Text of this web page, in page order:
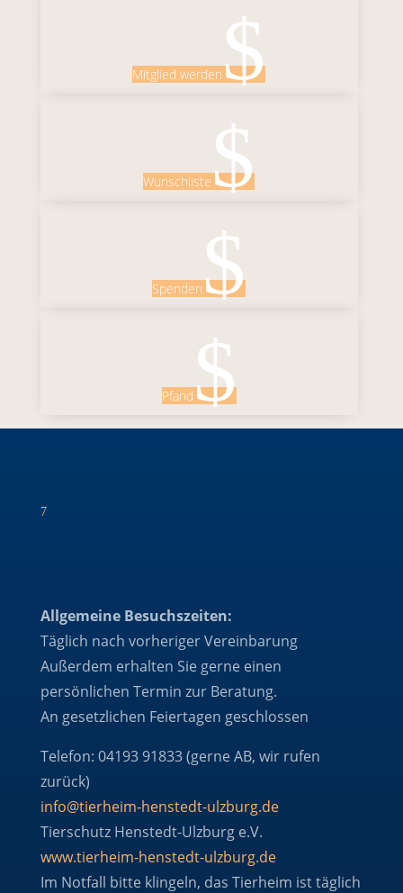
Mitglied werden$
Wunschliste$
Spenden$
Pfand$
7
Allgemeine Besuchszeiten:
Täglich nach vorheriger Vereinbarung
Außerdem erhalten Sie gerne einen
persönlichen Termin zur Beratung.
An gesetzlichen Feiertagen geschlossen
Telefon: 04193 91833 (gerne AB, wir rufen
zurück)
info@tierheim-henstedt-ulzburg.de
Tierschutz Henstedt-Ulzburg e.V.
www.tierheim-henstedt-ulzburg.de
Im Notfall bitte klingeln, das Tierheim ist täglich